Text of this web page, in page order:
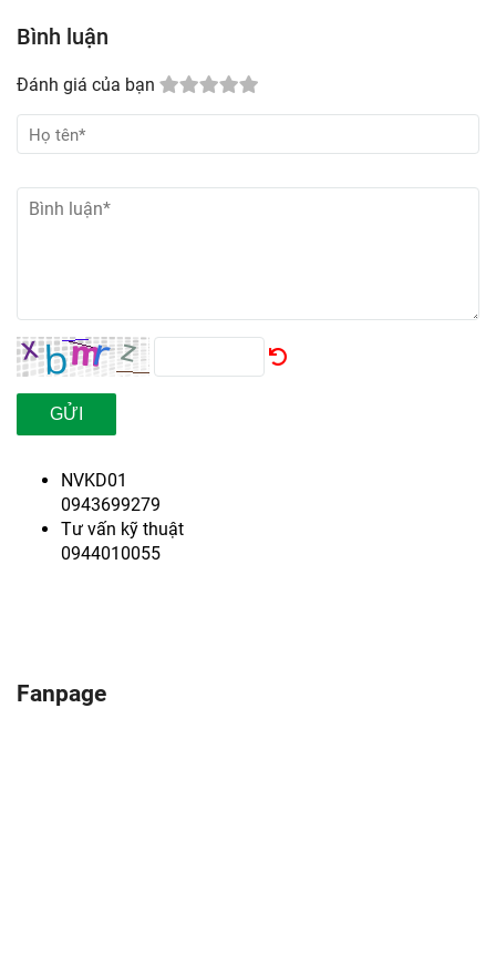
Bình luận
Đánh giá của bạn
GỬI
NVKD01
0943699279
Tư vấn kỹ thuật
0944010055
Fanpage